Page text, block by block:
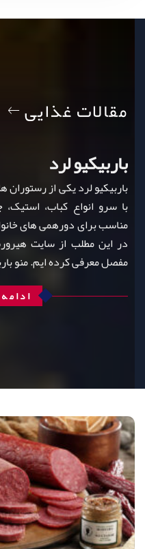
مقالات غذایی
باربیکیو لرد
باربیکیو لرد یکی از
با سرو انواع کباب،
مناسب برای دورهمی‌ های
در این مطلب از سایت
مفصل معرفی کرده ایم. منو